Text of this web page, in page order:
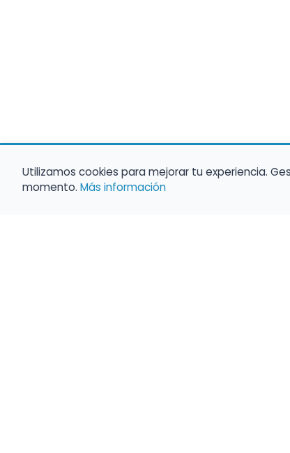
Utilizamos cookies para mejorar tu experiencia.
momento. Más información